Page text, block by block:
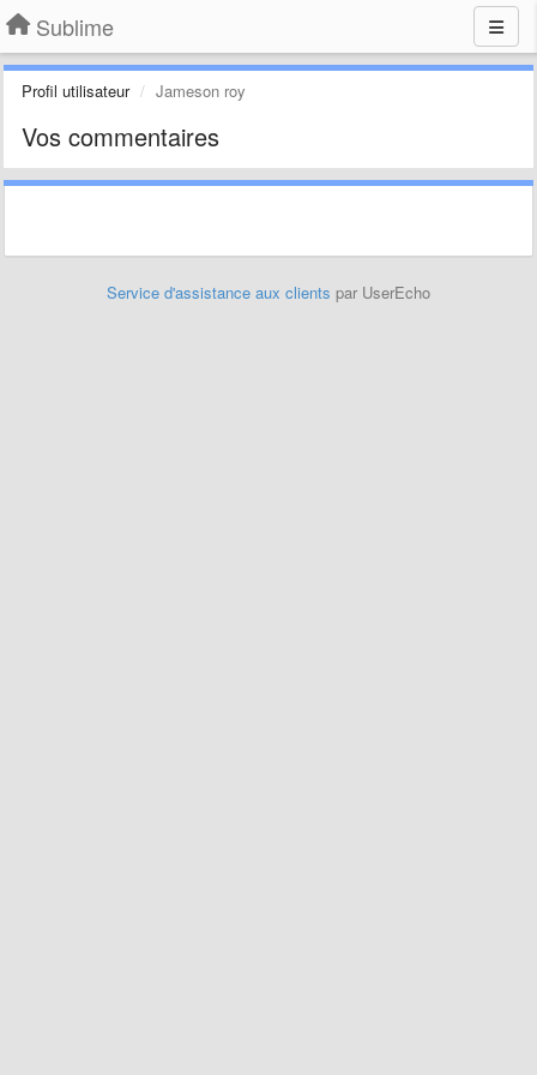
Sublime
Profil utilisateur Jameson roy
Vos commentaires
Service d'assistance aux clients par UserEcho